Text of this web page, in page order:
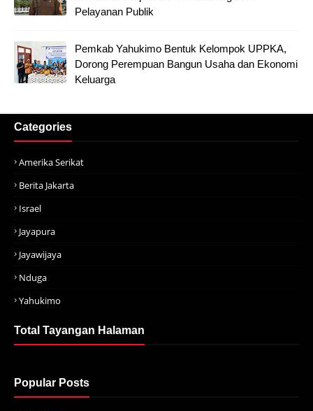
Pelayanan Publik
Pemkab Yahukimo Bentuk Kelompok UPPKA,
Dorong Perempuan Bangun Usaha dan Ekonomi
Keluarga
Categories
Amerika Serikat
Berita Jakarta
Israel
Jayapura
Jayawijaya
Nduga
Yahukimo
Total Tayangan Halaman
Popular Posts